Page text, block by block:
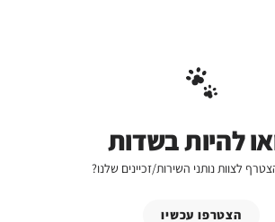
להיות בשדות
לצוות נותני השירות/זכיינים שלנו?
הצטרפו עכשיו